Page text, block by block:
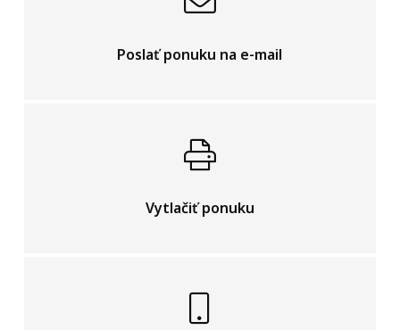
Poslať ponuku na e-mail
Vytlačiť ponuku